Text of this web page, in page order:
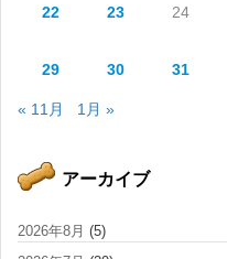
22 23 24
29 30 31
« 11月 1月 »
アーカイブ
2026年8月 (5)